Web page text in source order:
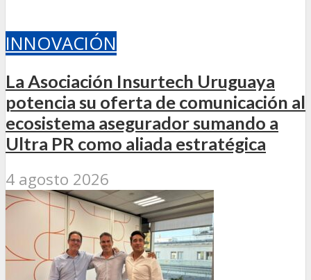
INNOVACIÓN
La Asociación Insurtech Uruguaya
potencia su oferta de comunicación al
ecosistema asegurador sumando a
Ultra PR como aliada estratégica
4 agosto 2026